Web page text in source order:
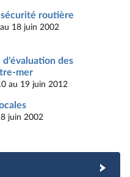
routière
18 juin 2002
d'évaluation des
mer
au 19 juin 2012
juin 2002